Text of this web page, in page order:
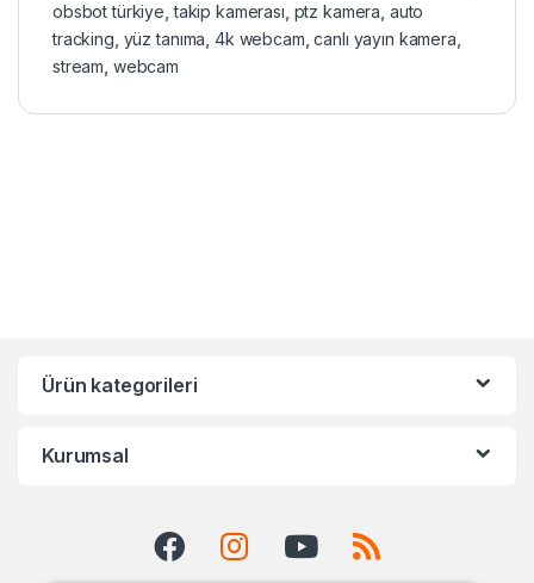
obsbot türkiye,takip kamerası, ptz kamera, auto
tracking, yüz tanıma, 4k webcam,canlı yayın kamera,
stream, webcam
Ürün kategorileri
Kurumsal